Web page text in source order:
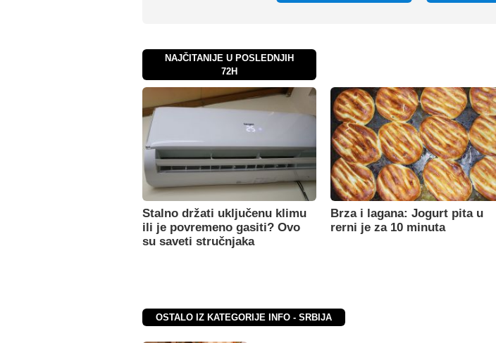
NAJČITANIJE U POSLEDNJIH
72H
Stalno držati uključenu klimu
ili je povremeno gasiti? Ovo
su saveti stručnjaka
Brza i lagana: Jogurt pita u
rerni je za 10 minuta
OSTALO IZ KATEGORIJE INFO - SRBIJA